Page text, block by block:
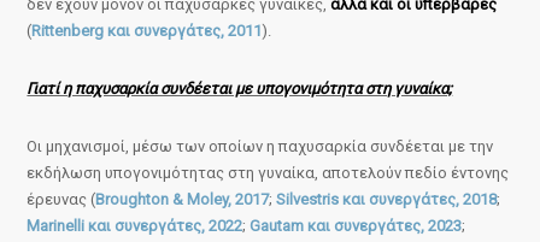
δεν έχουν μόνον οι παχύσαρκες γυναίκες,αλλά και οι υπέρβαρες
(Rittenberg και συνεργάτες, 2011).
Γιατί η παχυσαρκία συνδέεται με υπογονιμότητα στη γυναίκα;
Οι μηχανισμοί, μέσω των οποίων η παχυσαρκία συνδέεται με την
εκδήλωση υπογονιμότητας στη γυναίκα, αποτελούν πεδίο έντονης
έρευνας (Broughton & Moley, 2017;Silvestris και συνεργάτες, 2018;
Marinelli και συνεργάτες, 2022;Gautam και συνεργάτες, 2023;